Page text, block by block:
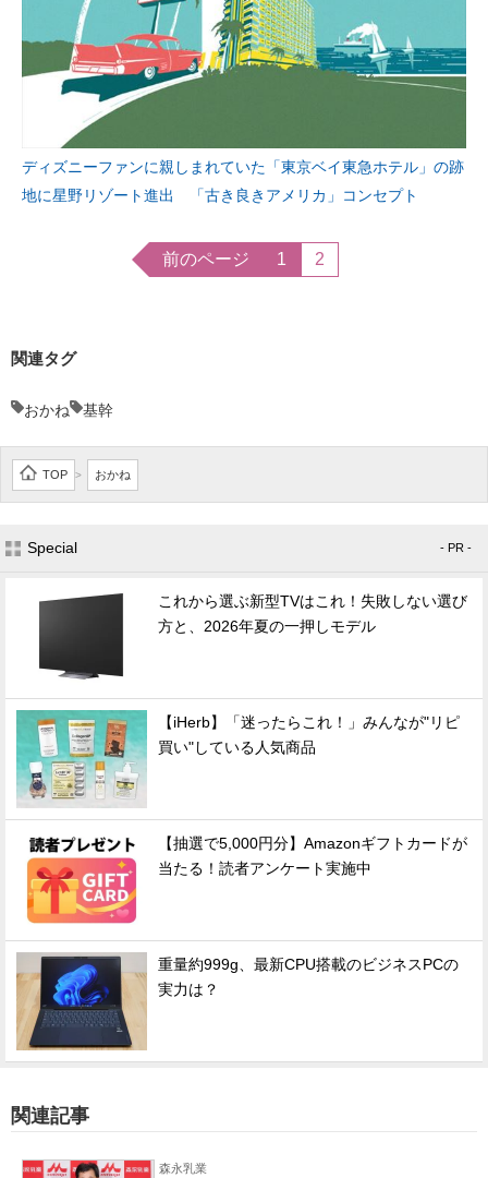
ディズニーファンに親しまれていた「東京ベイ東急ホテル」の跡
地に星野リゾート進出 「古き良きアメリカ」コンセプト
前のページ 1 2
関連タグ
おかね 基幹
TOP > おかね
Special - PR -
これから選ぶ新型TVはこれ！失敗しない選び
方と、2026年夏の一押しモデル
【iHerb】「迷ったらこれ！」みんなが"リピ
買い"している人気商品
【抽選で5,000円分】Amazonギフトカードが
当たる！読者アンケート実施中
重量約999g、最新CPU搭載のビジネスPCの
実力は？
関連記事
森永乳業